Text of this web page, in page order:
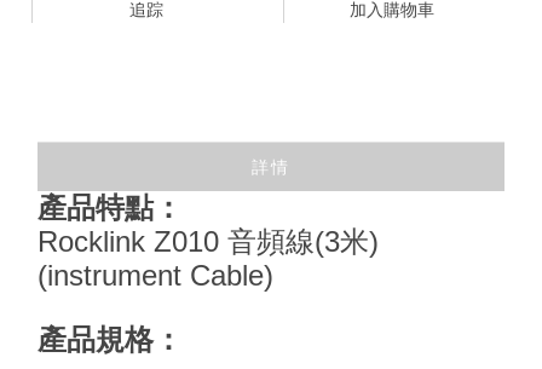
追踪 加入購物車
詳情
產品特點：
Rocklink Z010 音頻線(3米)
(instrument Cable)
產品規格：